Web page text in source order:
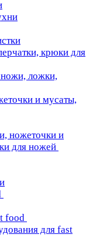
крюки для
ложки,
и мусаты,
ножеточки и
для ножей
food
для fast